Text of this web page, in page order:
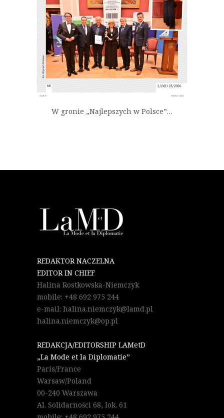
W gronie „Najlepszych w Polsce”…
REDAKTOR NACZELNA
EDITOR IN CHIEF
Halina Rostkowska-Niemczyk
mobile: +48 692 975 244
e-mail: halina.niemczyk@lamd.pl
halina.niemczyk@op.pl
REDAKCJA/EDITORSHIP LAMetD
„La Mode et la Diplomatie”
Paris/France
Warsaw/Poland
00-240 Warszawa
Al. Solidarności 68, lok. 61